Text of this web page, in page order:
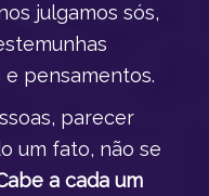
julgamos sós,
pensamentos.
parecer
um fato, não se
a cada um